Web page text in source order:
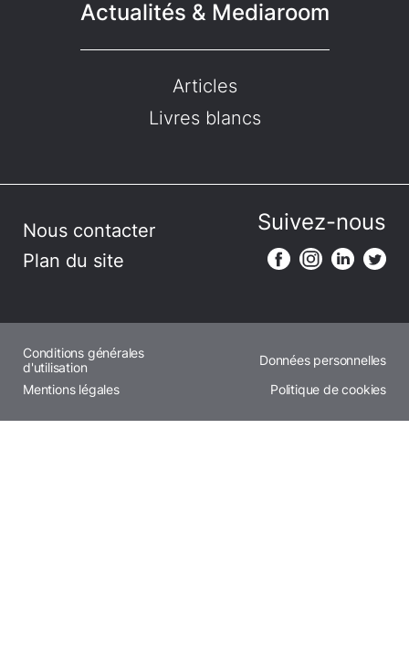
Actualités & Mediaroom
Articles
Livres blancs
Nous contacter
Plan du site
Suivez-nous
Conditions générales
d'utilisation
Données personnelles
Mentions légales
Politique de cookies